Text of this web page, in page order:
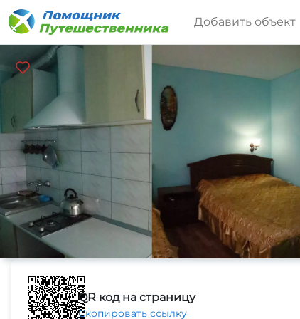
Добавить объект
QR код на страницу
Скопировать ссылку